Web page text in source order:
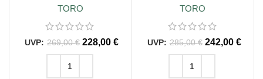
TORO
269,00€ 228,00€
TORO
285,00€ 242,00 €